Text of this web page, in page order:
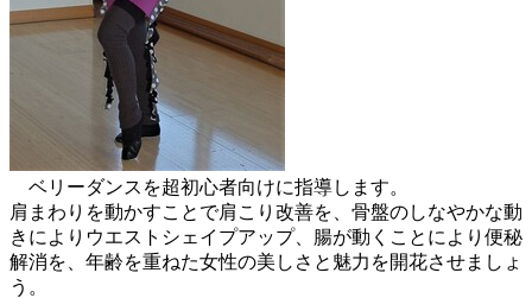
ベリーダンスを超初心者向けに指導します。
肩まわりを動かすことで肩こり改善を、骨盤のしなやかな動
きによりウエストシェイプアップ、腸が動くことにより便秘
解消を、年齢を重ねた女性の美しさと魅力を開花させましょ
う。